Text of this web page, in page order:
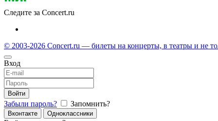
Следите за Concert.ru
© 2003-2026 Concert.ru — билеты на концерты, в театры и не
Вход
Войти
Забыли пароль? Запомнить?
Вконтакте Одноклассники